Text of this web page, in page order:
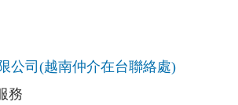
公司(越南仲介在台聯絡處)
務